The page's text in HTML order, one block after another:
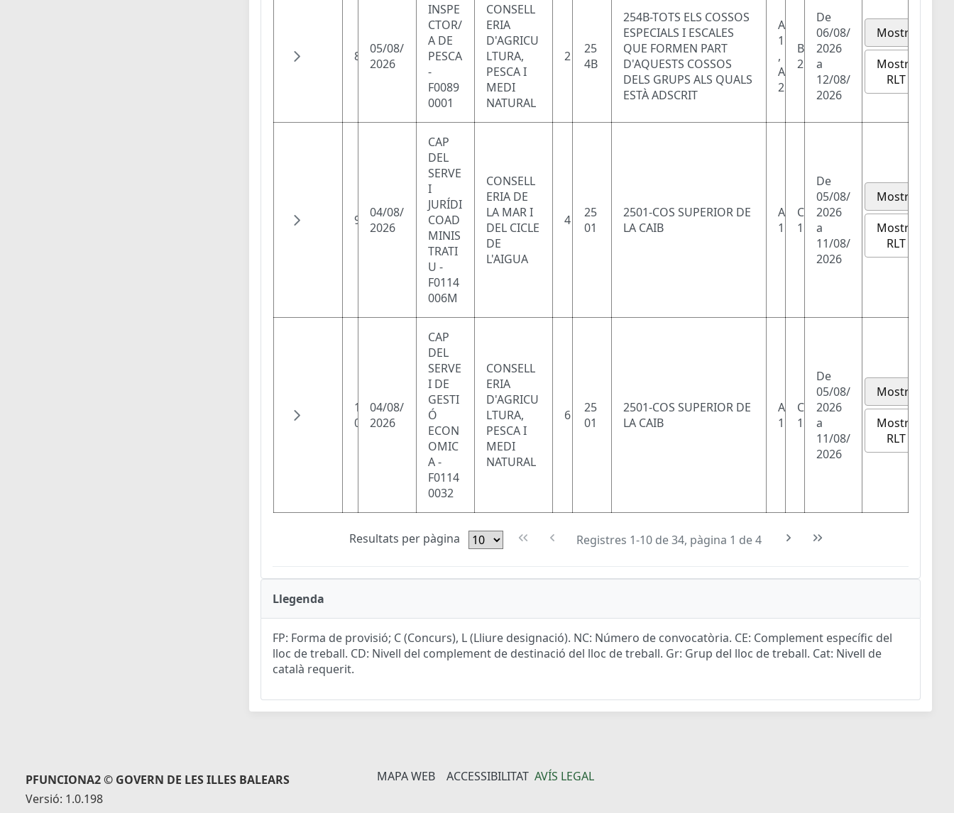
8
05/08/
2026
INSPE
CTOR/
A DE
PESCA
-
F0089
0001
CONSELL
ERIA
D'AGRICU
LTURA,
PESCA I
MEDI
NATURAL
2
25
4B
254B-TOTS ELS COSSOS
ESPECIALS I ESCALES
QUE FORMEN PART
D'AQUESTS COSSOS
DELS GRUPS ALS QUALS
ESTÀ ADSCRIT
A
1
,
A
2
B
2
De
06/08/
2026
a
12/08/
2026
Mostra
Mostra
RLT
9
04/08/
2026
CAP
DEL
SERVE
I
JURÍDI
COAD
MINIS
TRATI
U -
F0114
006M
CONSELL
ERIA DE
LA MAR I
DEL CICLE
DE
L'AIGUA
4
25
01
2501-COS SUPERIOR DE
LA CAIB
A
1
C
1
De
05/08/
2026
a
11/08/
2026
Mostra
Mostra
RLT
1
0
04/08/
2026
CAP
DEL
SERVE
I DE
GESTI
Ó
ECON
OMIC
A -
F0114
0032
CONSELL
ERIA
D'AGRICU
LTURA,
PESCA I
MEDI
NATURAL
6
25
01
2501-COS SUPERIOR DE
LA CAIB
A
1
C
1
De
05/08/
2026
a
11/08/
2026
Mostra
Mostra
RLT
Resultats per pàgina Registres 1-10 de 34, pàgina 1 de 4
Llegenda
FP: Forma de provisió; C (Concurs), L (Lliure designació). NC: Número de convocatòria. CE: Complement específic del
lloc de treball. CD: Nivell del complement de destinació del lloc de treball. Gr: Grup del lloc de treball. Cat: Nivell de
català requerit.
PFUNCIONA2 © GOVERN DE LES ILLES BALEARS
Versió: 1.0.198
MAPA WEB ACCESSIBILITAT AVÍS LEGAL